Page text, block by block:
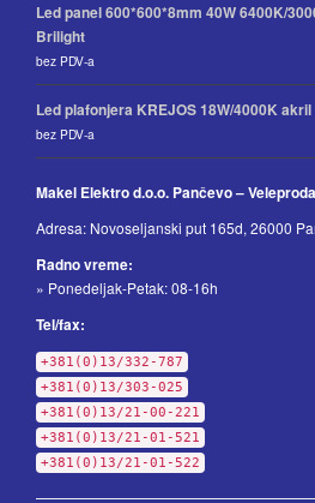
Led panel 600*600*8mm 40W 6400K/
Brilight
bez PDV-a
Led plafonjera KREJOS 18W/4000K
bez PDV-a
Makel Elektro d.o.o. Pančevo –
Adresa: Novoseljanski put 165d, 26000
Radno vreme:
» Ponedeljak-Petak: 08-16h
Tel/fax:
+381(0)13/332-787
+381(0)13/303-025
+381(0)13/21-00-221
+381(0)13/21-01-521
+381(0)13/21-01-522